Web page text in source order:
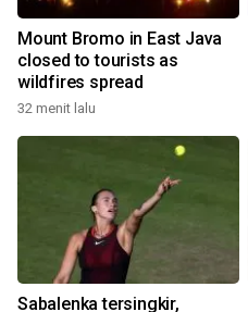
Mount Bromo in East Java
closed to tourists as
wildfires spread
32 menit lalu
Sabalenka tersingkir,